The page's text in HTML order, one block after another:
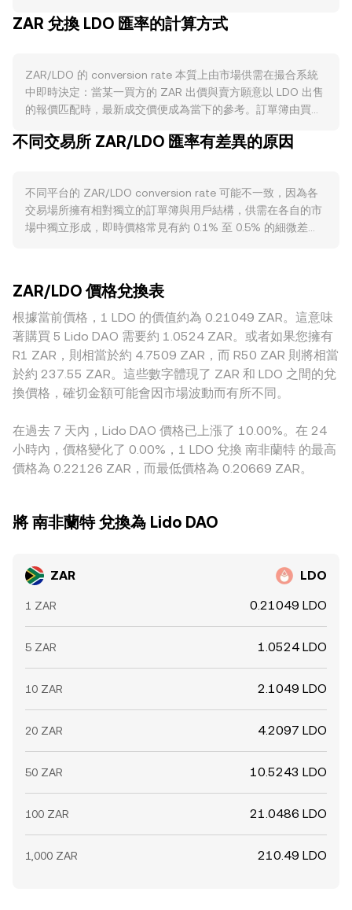
的信心與需求。ZAR 並無類似區塊鏈代幣的銷毀、質押或減半
白金等）價格與產量、貿易收支、外資流入、電力供應與增長
前景都會改變市場對 ZAR 的配置偏好，進而影響以 ZAR 計價
購買 LDO 的成本。同時，LDO 自身的基本面亦會反映在
Lido 治理與技術升級等都會強弱不一地改變對 LDO 的需求。
特幣（BTC）的走向與 LDO 的相對強弱也會迅速傳導至
ZAR/LDO。當 ZAR 走弱時，在其他條件不變下，購買相同數
量 LDO 需要更多 ZAR，conversion rate 因而上行。監管方
算制度的調整，都會影響本地出入金效率與市場深度，進而改
變 ZAR 計價的成交條件。技術層面上，LDO 與廣泛加密市場
的永續合約資金費率、期權到期日、流動性提供者與巨量地址
的鏈上/場外調倉，會帶來短期波動；而本地銀行結算時段、節
假日流動性與匯兌通道順暢度，也會讓 ZAR/LDO 的即時報價
出現階段性偏離。
ZAR 兌換 LDO 匯率的計算方式
ZAR/LDO 的 conversion rate 本質上由市場供需在撮合系統
中即時決定：當某一買方的 ZAR 出價與賣方願意以 LDO 出售
的報價匹配時，最新成交價便成為當下的參考。訂單簿由買單
構成，買一與賣一之間的差距即為價差，兩者均值是常見的中
VWAP = Σ(Price_i × Volume_i) / Σ Volume_i，使成交量較大的
價格影響更大。對於轉換計算，若以 r 表示每 1 ZAR 可兌得的
LDO 數量，則 LDO Value = ZAR Amount × r，而若已知欲獲
例如先以 ZAR 對 USDT，再由 USDT 對 LDO；若經由去中心
化交易平台的自動做市商（AMM）流動池（如
LDO/USDT），價格由恆定乘積模型決定：x × y = k，其中 x、
y 分別為池中兩資產數量，瞬時價格近似為 y/x。當套利者在各
路徑間調整資產比例時，池內資產配比與成交價格會變動，最
終影響以 ZAR 計價兌得 LDO 的綜合 conversion rate。
不同交易所 ZAR/LDO 匯率有差異的原因
不同平台的 ZAR/LDO conversion rate 可能不一致，因為各
交易場所擁有相對獨立的訂單簿與用戶結構，供需在各自的市
場中獨立形成，即時價格常見有約 0.1% 至 0.5% 的細微差
因素也會造成地區性溢價或折價，例如南非本地出入金渠道的
效率、銀行結算時段、外匯管制框架與合規成本，均可能在特
定時段推高或壓低本地可得的報價。實務上，ZAR/LDO 報價
常受 USDT 基差影響：若某平台的 ZAR/USDT 偏離國際均
衡，透過 USDT 再換 LDO 的最終 ZAR/LDO 就會被放大或縮
小。跨所套利通常能在價格出現偏離時買低賣高，對報價起到
穩定作用，但受限於轉帳確認、法幣出入金時間、合規審核與
台之間仍可能存在短暫或階段性的 conversion rate 落差。
ZAR/LDO 價格兌換表
根據當前價格，1 LDO 的價值約為 0.21049 ZAR。這意味
著購買 5 Lido DAO 需要約 1.0524 ZAR。或者如果您擁有
R1 ZAR，則相當於約 4.7509 ZAR，而 R50 ZAR 則將相當
於約 237.55 ZAR。這些數字體現了 ZAR 和 LDO 之間的兌
換價格，確切金額可能會因市場波動而有所不同。
在過去 7 天內，Lido DAO 價格已上漲了 10.00%。在 24
小時內，價格變化了 0.00%，1 LDO 兌換 南非蘭特 的最高
價格為 0.22126 ZAR，而最低價格為 0.20669 ZAR。
將 南非蘭特 兌換為 Lido DAO
ZAR LDO
1 ZAR 0.21049 LDO
5 ZAR 1.0524 LDO
10 ZAR 2.1049 LDO
20 ZAR 4.2097 LDO
50 ZAR 10.5243 LDO
100 ZAR 21.0486 LDO
1,000 ZAR 210.49 LDO